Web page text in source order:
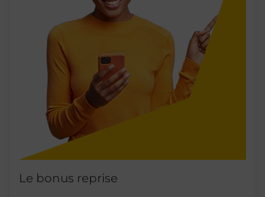
Le bonus reprise